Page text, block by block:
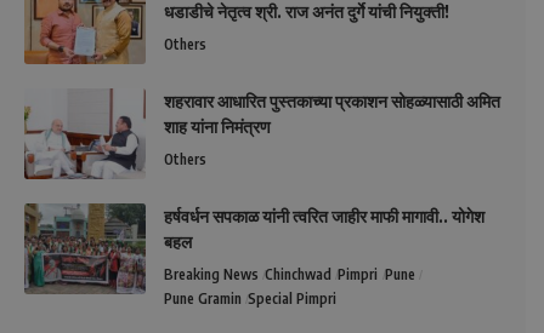
धडाडीचे नेतृत्व श्री. राज अनंत दुर्गे यांची नियुक्ती!
Others
शहरावार आधारित पुस्तकाच्या प्रकाशन सोहळ्यासाठी अमित
शाह यांना निमंत्रण
Others
हर्षवर्धन सपकाळ यांनी त्वरित जाहीर माफी मागावी.. योगेश
बहल
Breaking News Chinchwad Pimpri Pune
Pune Gramin Special Pimpri